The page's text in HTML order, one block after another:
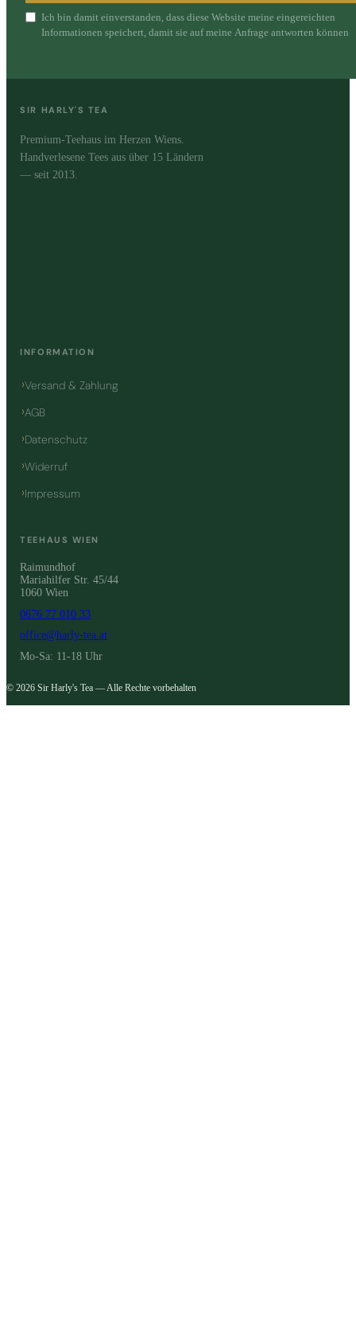
Ich bin damit einverstanden, dass diese Website meine eingereichten
Informationen speichert, damit sie auf meine Anfrage antworten können
SIR HARLY'S TEA
Premium-Teehaus im Herzen Wiens.
Handverlesene Tees aus über 15 Ländern
— seit 2013.
INFORMATION
Versand & Zahlung
AGB
Datenschutz
Widerruf
Impressum
TEEHAUS WIEN
Raimundhof
Mariahilfer Str. 45/44
1060 Wien
0676 77 010 33
office@harly-tea.at
Mo-Sa: 11-18 Uhr
© 2026 Sir Harly's Tea — Alle Rechte vorbehalten